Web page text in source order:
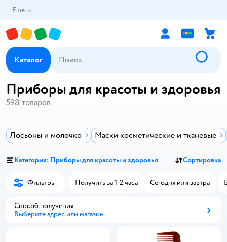
Ещё
Каталог
Приборы для красоты и здоровья
598 товаров
Лосьоны и молочко Маски косметические и тканевые
Категория: Приборы для красоты и здоровья Сортировка
Фильтры Получить за 1-2 часа Сегодня или завтра
Способ получения
Выберите адрес или магазин